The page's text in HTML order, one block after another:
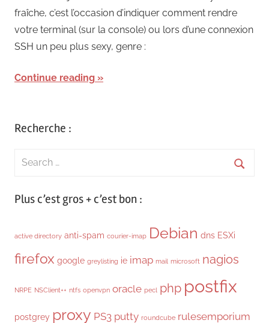
fraîche, c’est l’occasion d’indiquer comment rendre
votre terminal (sur la console) ou lors d’une connexion
SSH un peu plus sexy, genre :
Continue reading
Recherche :
Search
Plus c’est gros + c’est bon :
active directory anti-spam courier-imap Debian dns ESXi
firefox google greylisting ie imap mail microsoft nagios
NRPE NSClient++ ntfs openvpn oracle pecl php postfix
postgrey proxy PS3 putty roundcube rulesemporium